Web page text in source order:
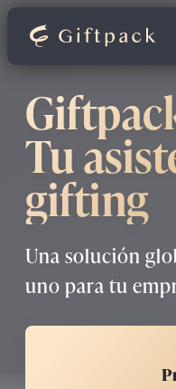
Tu
gifting
Una solución
uno para tu